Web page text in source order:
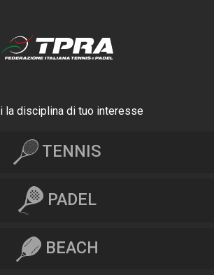
la disciplina di tuo interesse
TENNIS
PADEL
BEACH